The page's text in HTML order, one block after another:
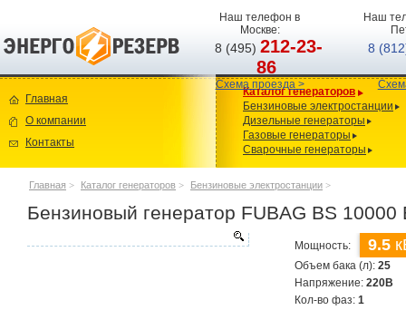
Наш телефон в
Москве:
8 (495)212-23-
86
Схема проезда >
Наш
8
Главная
О компании
Контакты
Каталог генераторов
Бензиновые электростанции
Дизельные генераторы
Газовые генераторы
Сварочные генераторы
Главная > Каталог генераторов > Бензиновые электростанции >
Бензиновый генератор FUBAG BS 10000
Мощность: 9.5
Объем бака (л): 25
Напряжение: 220В
Кол-во фаз: 1